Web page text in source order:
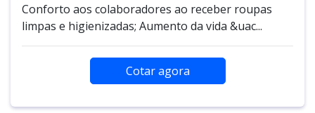
Conforto aos colaboradores ao receber roupas
limpas e higienizadas; Aumento da vida &uac...
Cotar agora